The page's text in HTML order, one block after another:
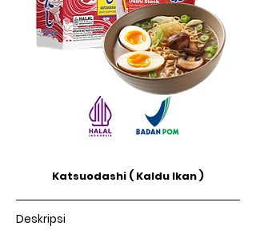
Katsuodashi ( Kaldu Ikan )
Deskripsi